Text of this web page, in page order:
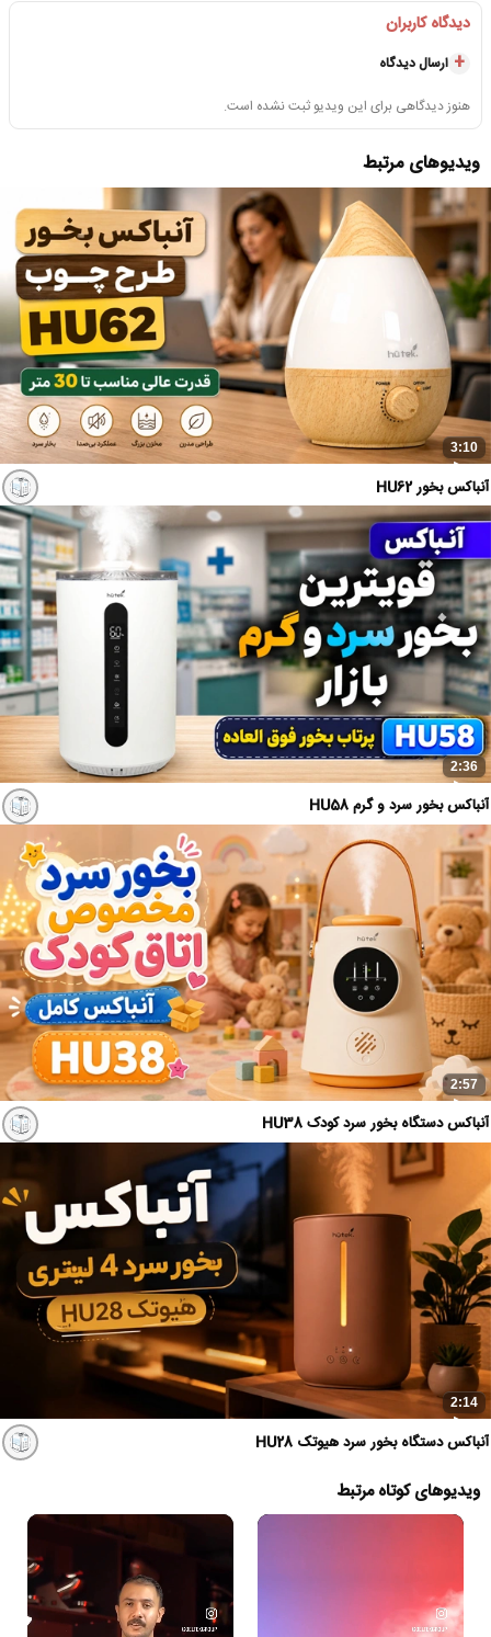
دیدگاه کاربران
ارسال دیدگاه
هنوز دیدگاهی برای این ویدیو ثبت نشده است.
ویدیوهای مرتبط
3:10
آنباکس بخور HU62
2:36
آنباکس بخور سرد و گرم HU58
2:57
آنباکس دستگاه بخور سرد کودک HU38
2:14
آنباکس دستگاه بخور سرد هیوتک HU28
ویدیوهای کوتاه مرتبط